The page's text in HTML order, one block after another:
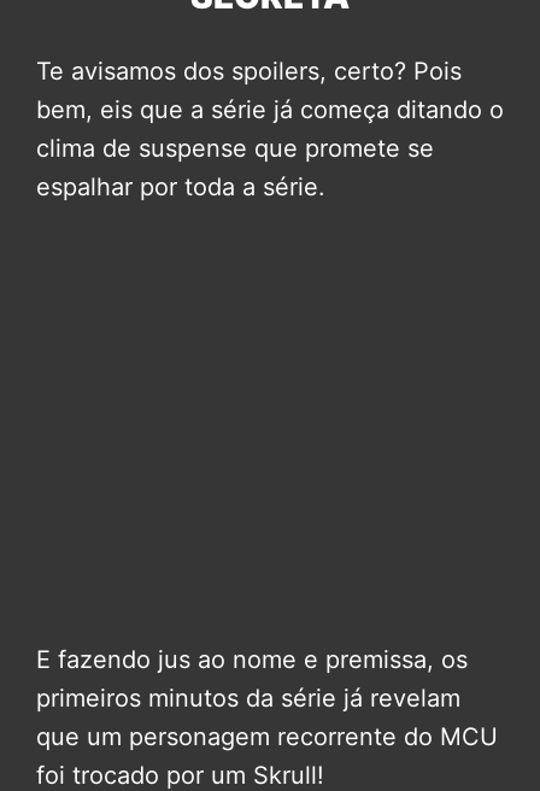
Te avisamos dos spoilers, certo? Pois
bem, eis que a série já começa ditando o
clima de suspense que promete se
espalhar por toda a série.
E fazendo jus ao nome e premissa, os
primeiros minutos da série já revelam
que um personagem recorrente do MCU
foi trocado por um Skrull!